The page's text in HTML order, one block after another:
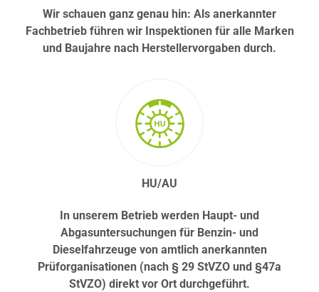
Wir schauen ganz genau hin: Als anerkannter
Fachbetrieb führen wir Inspektionen für alle Marken
und Baujahre nach Herstellervorgaben durch.
HU/AU
In unserem Betrieb werden Haupt- und
Abgasuntersuchungen für Benzin- und
Dieselfahrzeuge von amtlich anerkannten
Prüforganisationen (nach § 29 StVZO und §47a
StVZO) direkt vor Ort durchgeführt.